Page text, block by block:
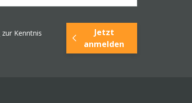
zur Kenntnis
Jetzt
anmelden